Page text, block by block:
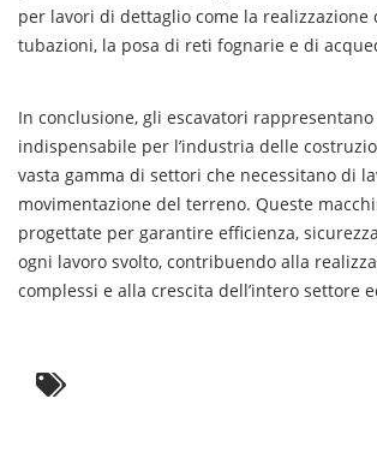
per lavori di dettaglio come la realizzazione
tubazioni, la posa di reti fognarie e di
In conclusione, gli escavatori
indispensabile per l’industria delle
vasta gamma di settori che necessitano di
movimentazione del terreno. Queste
progettate per garantire efficienza,
ogni lavoro svolto, contribuendo alla
complessi e alla crescita dell’intero settore